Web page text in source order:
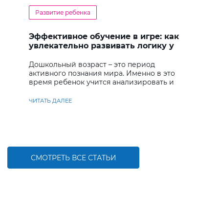
Развитие ребенка
Эффективное обучение в игре: как
увлекательно развивать логику у
Дошкольный возраст – это период
активного познания мира. Именно в это
время ребенок учится анализировать и
ЧИТАТЬ ДАЛЕЕ
СМОТРЕТЬ ВСЕ СТАТЬИ